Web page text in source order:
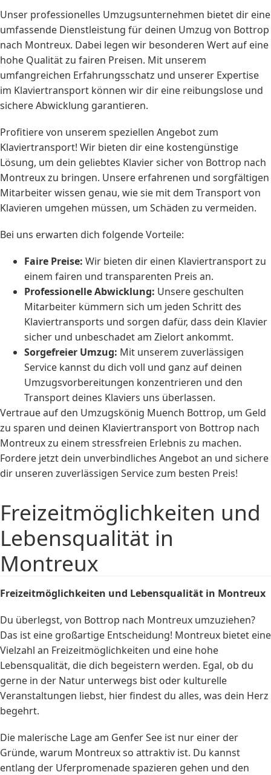
Unser professionelles Umzugsunternehmen bietet dir eine
umfassende Dienstleistung für deinen Umzug von Bottrop
nach Montreux. Dabei legen wir besonderen Wert auf eine
hohe Qualität zu fairen Preisen. Mit unserem
umfangreichen Erfahrungsschatz und unserer Expertise
im Klaviertransport können wir dir eine reibungslose und
sichere Abwicklung garantieren.
Profitiere von unserem speziellen Angebot zum
Klaviertransport! Wir bieten dir eine kostengünstige
Lösung, um dein geliebtes Klavier sicher von Bottrop nach
Montreux zu bringen. Unsere erfahrenen und sorgfältigen
Mitarbeiter wissen genau, wie sie mit dem Transport von
Klavieren umgehen müssen, um Schäden zu vermeiden.
Bei uns erwarten dich folgende Vorteile:
Faire Preise: Wir bieten dir einen Klaviertransport zu
einem fairen und transparenten Preis an.
Professionelle Abwicklung: Unsere geschulten
Mitarbeiter kümmern sich um jeden Schritt des
Klaviertransports und sorgen dafür, dass dein Klavier
sicher und unbeschadet am Zielort ankommt.
Sorgefreier Umzug: Mit unserem zuverlässigen
Service kannst du dich voll und ganz auf deinen
Umzugsvorbereitungen konzentrieren und den
Transport deines Klaviers uns überlassen.
Vertraue auf den Umzugskönig Muench Bottrop, um Geld
zu sparen und deinen Klaviertransport von Bottrop nach
Montreux zu einem stressfreien Erlebnis zu machen.
Fordere jetzt dein unverbindliches Angebot an und sichere
dir unseren zuverlässigen Service zum besten Preis!
Freizeitmöglichkeiten und
Lebensqualität in
Montreux
Freizeitmöglichkeiten und Lebensqualität in Montreux
Du überlegst, von Bottrop nach Montreux umzuziehen?
Das ist eine großartige Entscheidung! Montreux bietet eine
Vielzahl an Freizeitmöglichkeiten und eine hohe
Lebensqualität, die dich begeistern werden. Egal, ob du
gerne in der Natur unterwegs bist oder kulturelle
Veranstaltungen liebst, hier findest du alles, was dein Herz
begehrt.
Die malerische Lage am Genfer See ist nur einer der
Gründe, warum Montreux so attraktiv ist. Du kannst
entlang der Uferpromenade spazieren gehen und den